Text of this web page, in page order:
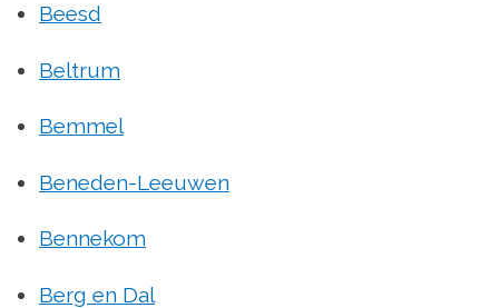
Beesd
Beltrum
Bemmel
Beneden-Leeuwen
Bennekom
Berg en Dal